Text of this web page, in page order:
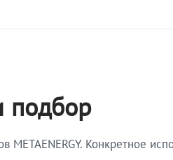
подбор
METAENERGY. Конкретное